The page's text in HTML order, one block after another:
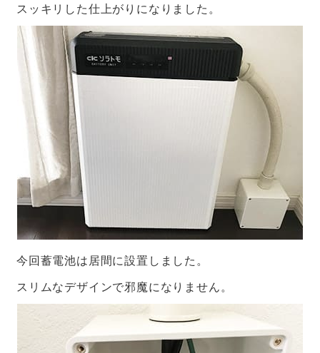
スッキリした仕上がりになりました。
今回蓄電池は居間に設置しました。
スリムなデザインで邪魔になりません。